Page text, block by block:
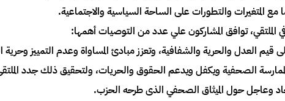
المتغيرات والتطورات على الساحة السياسية والاجتماعية.
توافق المشاركون علي عدد من التوصيات أهمها:
على قيم العدل والحرية والشفافية، وتعزز مبادئ المساواة وعدم التمييز وحرية
الصحفية ويكفل ويدعم الحقوق والحريات، ولتحقيق ذلك جدد
وعاجل حول الميثاق الصحفي الذى طرحه الحزب.